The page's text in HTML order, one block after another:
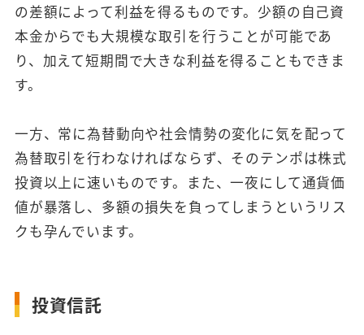
の差額によって利益を得るものです。少額の自己資
本金からでも大規模な取引を行うことが可能であ
り、加えて短期間で大きな利益を得ることもできま
す。
一方、常に為替動向や社会情勢の変化に気を配って
為替取引を行わなければならず、そのテンポは株式
投資以上に速いものです。また、一夜にして通貨価
値が暴落し、多額の損失を負ってしまうというリス
クも孕んでいます。
投資信託